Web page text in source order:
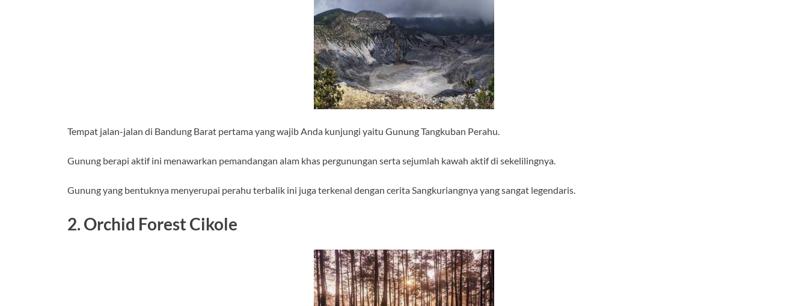
Tempat jalan-jalan di Bandung Barat pertama yang wajib Anda kunjungi yaitu Gunung Tangkuban Perahu.
Gunung berapi aktif ini menawarkan pemandangan alam khas pergunungan serta sejumlah kawah aktif di sekelilingnya.
Gunung yang bentuknya menyerupai perahu terbalik ini juga terkenal dengan cerita Sangkuriangnya yang sangat legendaris.
2. Orchid Forest Cikole